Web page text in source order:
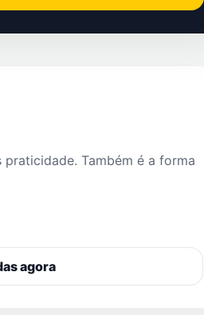
Também é a forma
agora